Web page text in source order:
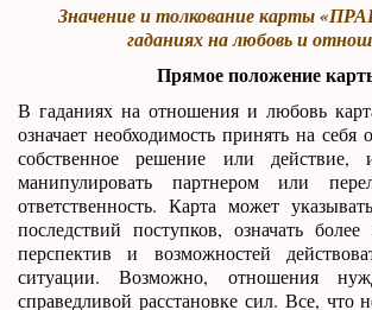
Значение и толкование карты
гаданиях на любовь и
Прямое положение
В гаданиях на отношения и любовь
означает необходимость принять на себя
собственное решение или действие,
манипулировать партнером или
ответственность. Карта может
последствий поступков, означать
перспектив и возможностей
ситуации. Возможно, отношения
справедливой расстановке сил. Все, что